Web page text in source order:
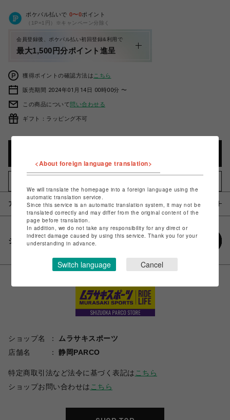
ポケパル払いで 0〜0ポイント
（1P=1円）※キャンペーン分除く
会員登録後、ポケパル払い初回登録&利用で
最大1,500円分ポイント進呈
獲得ポイントの確認方法は こちら
販売期間 2024年01月14日 00時00分 〜
この商品について問い合わせる
ギフト：ラッピング不可
アイテム説明 / 素材
シェアする
ショップ名
ムラサキスポーツ
店舗名
静岡PARCO
特定商取引法など法令に基づく表記は こちら
ショップお問い合わせは こちら
<About foreign language translation>
We will translate the homepage into a foreign language using the
automatic translation service.
Since this service is an automatic translation system, it may not be
translated correctly and may differ from the original content of the
page before translation.
In addition, we do not take any responsibility for any direct or
indirect damage caused by using this service. Thank you for your
understanding in advance.
Switch language Cancel